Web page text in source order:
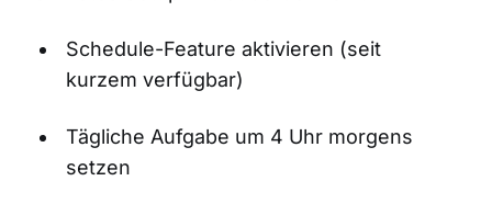
Schedule-Feature aktivieren (seit
kurzem verfügbar)
Tägliche Aufgabe um 4 Uhr morgens
setzen